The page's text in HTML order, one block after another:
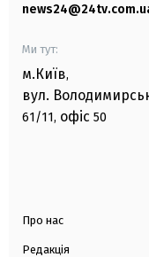
Ми тут:
м.Київ,
вул.
61/11, офіс 50
Про нас
Редакція